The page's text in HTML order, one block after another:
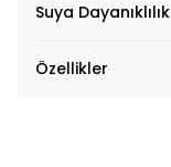
Suya Dayanıklılık
Özellikler